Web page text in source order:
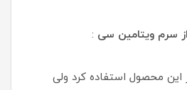
سرم ویتامین سی :
این محصول استفاده کرد ولی